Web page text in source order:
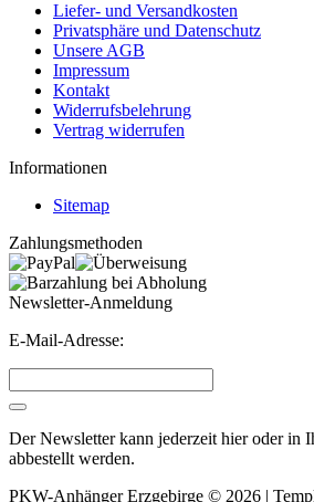
Liefer- und Versandkosten
Privatsphäre und Datenschutz
Unsere AGB
Impressum
Kontakt
Widerrufsbelehrung
Vertrag widerrufen
Informationen
Sitemap
Zahlungsmethoden
Newsletter-Anmeldung
E-Mail-Adresse:
Der Newsletter kann jederzeit hier oder in
abbestellt werden.
PKW-Anhänger Erzgebirge © 2026 |